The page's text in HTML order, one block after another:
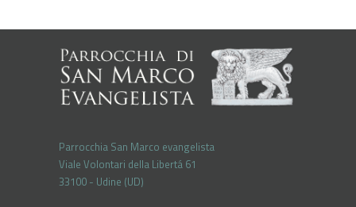
Parrocchia San Marco evangelista
Viale Volontari della Libertá 61
33100 - Udine (UD)